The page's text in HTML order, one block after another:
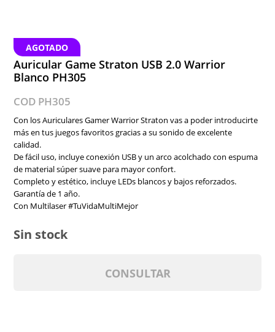
AGOTADO
Auricular Game Straton USB 2.0 Warrior
Blanco PH305
COD PH305
Con los Auriculares Gamer Warrior Straton vas a poder introducirte
más en tus juegos favoritos gracias a su sonido de excelente
calidad.
De fácil uso, incluye conexión USB y un arco acolchado con espuma
de material súper suave para mayor confort.
Completo y estético, incluye LEDs blancos y bajos reforzados.
Garantía de 1 año.
Con Multilaser #TuVidaMultiMejor
Sin stock
CONSULTAR